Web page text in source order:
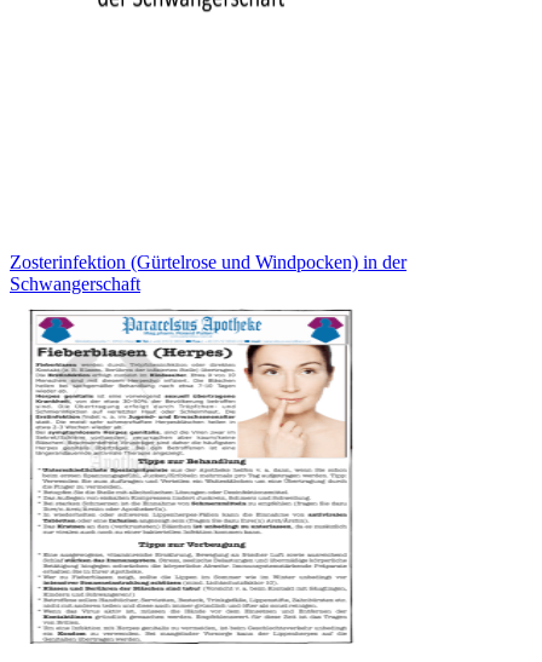
Zosterinfektion (Gürtelrose und Windpocken) in der
Schwangerschaft